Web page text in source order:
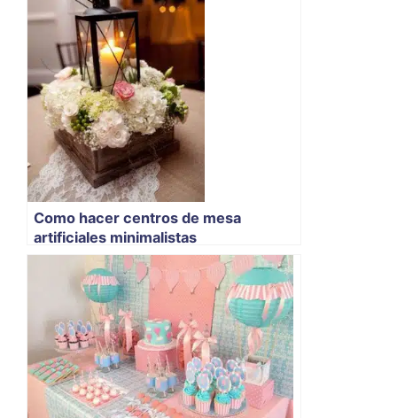
Como hacer centros de mesa
artificiales minimalistas